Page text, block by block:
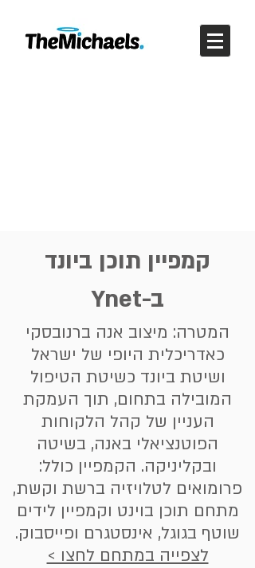
קמפיין תוכן ביונד
ב-Ynet
המטרה: מיצוב אנה ברנובסקי
כאדריכלית היופי של ישראל
ושיטת ביונד כשיטת הטיפול
המובילה בתחום, תוך העמקת
העניין של קהל הלקוחות
הפוטנציאלי באנה, בשיטה
ובקליניקה. הקמפיין כולל:
פרומואים לטלויזיה ברשת וקשת,
מתחם תוכן בוינט וקמפיין לידים
שוטף בגוגל, אינסטגרם ופייסבוק.​
לצפייה במתחם לחצו >